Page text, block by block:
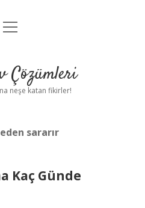
Uyarı
menüyü
Çözümleri
neşe katan fikirler!
sararır
Kaç Günde